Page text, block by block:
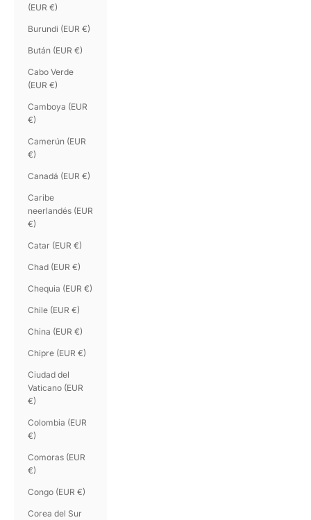
(EUR €)
Burundi (EUR €)
Bután (EUR €)
Cabo Verde
(EUR €)
Camboya (EUR
€)
Camerún (EUR
€)
Canadá (EUR €)
Caribe
neerlandés (EUR
€)
Catar (EUR €)
Chad (EUR €)
Chequia (EUR €)
Chile (EUR €)
China (EUR €)
Chipre (EUR €)
Ciudad del
Vaticano (EUR
€)
Colombia (EUR
€)
Comoras (EUR
€)
Congo (EUR €)
Corea del Sur